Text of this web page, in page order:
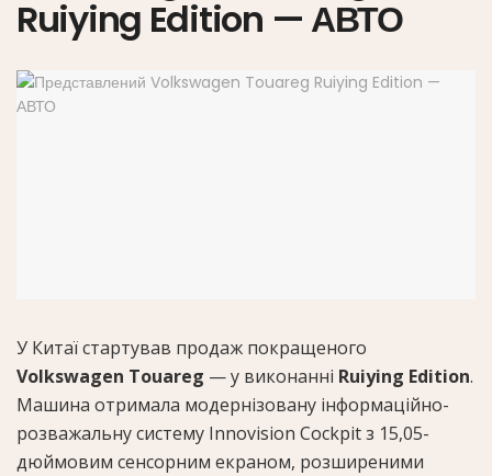
Ruiying Edition — АВТО
У Китаї стартував продаж покращеного
Volkswagen Touareg — у виконанні Ruiying Edition.
Машина отримала модернізовану інформаційно-
розважальну систему Innovision Cockpit з 15,05-
дюймовим сенсорним екраном, розширеними